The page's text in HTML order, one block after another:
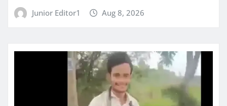
Junior Editor1 Aug 8, 2026